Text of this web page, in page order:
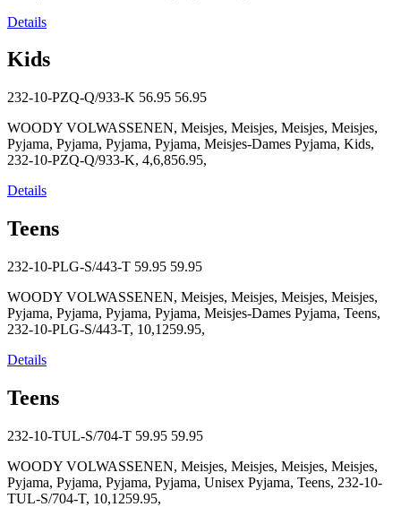
Details
Kids
232-10-PZQ-Q/933-K 56.95 56.95
WOODY VOLWASSENEN, Meisjes, Meisjes, Meisjes, Meisjes,
Pyjama, Pyjama, Pyjama, Pyjama, Meisjes-Dames Pyjama, Kids,
232-10-PZQ-Q/933-K, 4,6,856.95,
Details
Teens
232-10-PLG-S/443-T 59.95 59.95
WOODY VOLWASSENEN, Meisjes, Meisjes, Meisjes, Meisjes,
Pyjama, Pyjama, Pyjama, Pyjama, Meisjes-Dames Pyjama, Teens,
232-10-PLG-S/443-T, 10,1259.95,
Details
Teens
232-10-TUL-S/704-T 59.95 59.95
WOODY VOLWASSENEN, Meisjes, Meisjes, Meisjes, Meisjes,
Pyjama, Pyjama, Pyjama, Pyjama, Unisex Pyjama, Teens, 232-10-
TUL-S/704-T, 10,1259.95,